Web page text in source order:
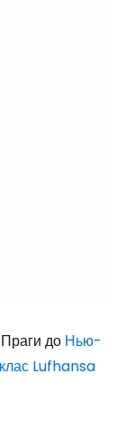
до Нью-
Lufhansa